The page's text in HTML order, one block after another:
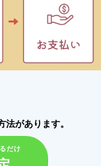
があります。​
だけ